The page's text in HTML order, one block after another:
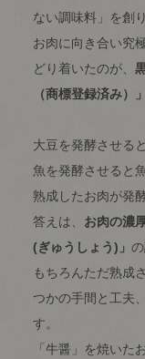
ない調味料」を創
お肉に向き合い究
どり着いたのが、
（商標登録済み）」
大豆を発酵させる
魚を発酵させると
熟成したお肉が発
答えは、 お肉の濃
(ぎゅうしょう)」
もちろんただ熟成
つかの手間と工夫
す。
「牛醤」を焼いた